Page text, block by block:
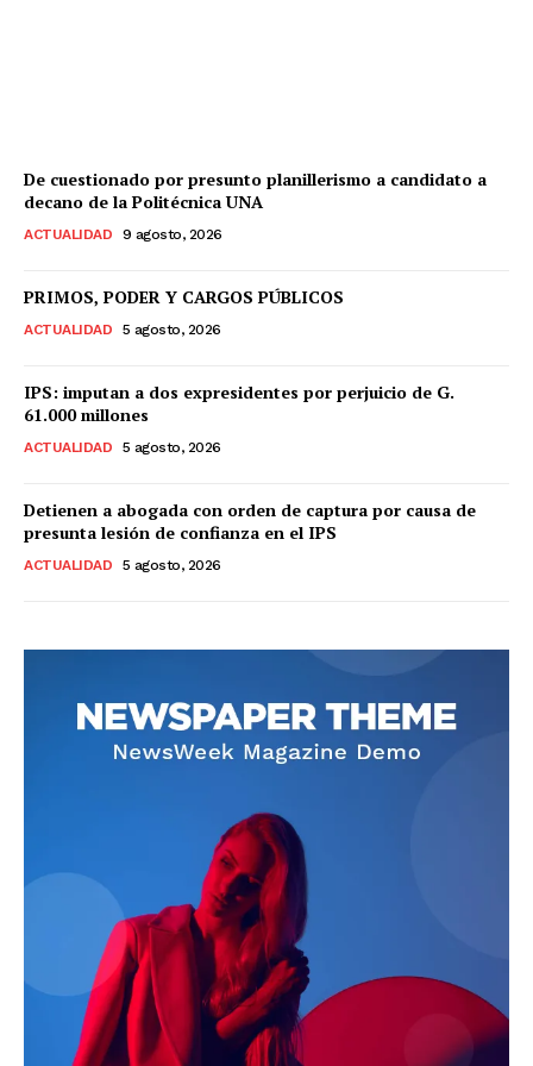
De cuestionado por presunto planillerismo a candidato a
decano de la Politécnica UNA
ACTUALIDAD 9 agosto, 2026
PRIMOS, PODER Y CARGOS PÚBLICOS
ACTUALIDAD 5 agosto, 2026
IPS: imputan a dos expresidentes por perjuicio de G.
61.000 millones
ACTUALIDAD 5 agosto, 2026
Detienen a abogada con orden de captura por causa de
presunta lesión de confianza en el IPS
ACTUALIDAD 5 agosto, 2026